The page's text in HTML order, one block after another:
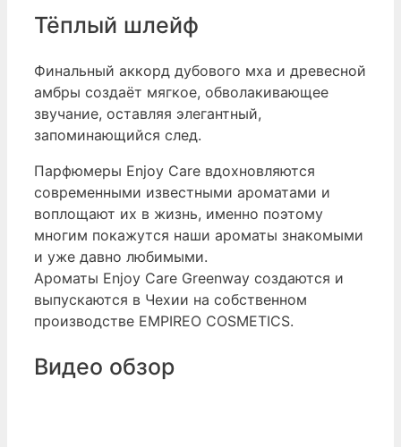
Тёплый шлейф
Финальный аккорд дубового мха и древесной
амбры создаёт мягкое, обволакивающее
звучание, оставляя элегантный,
запоминающийся след.
Парфюмеры Enjoy Care вдохновляются
современными известными ароматами и
воплощают их в жизнь, именно поэтому
многим покажутся наши ароматы знакомыми
и уже давно любимыми.
Ароматы Enjoy Care Greenway создаются и
выпускаются в Чехии на собственном
производстве EMPIREO COSMETICS.
Видео обзор